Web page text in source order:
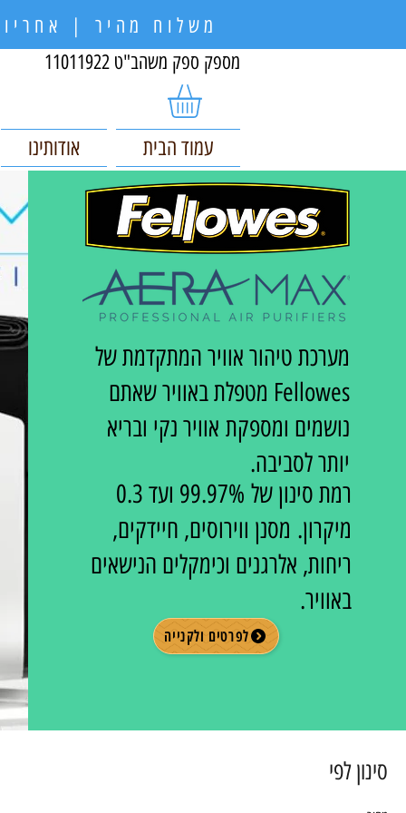
משלוח מהיר |
מספק ספק משהב"ט 11011922
עמוד הבית אודותינו
מערכת טיהור אוויר המתקדמת של
Fellowes מטפלת באוויר שאתם
נושמים ומספקת אוויר נקי ובריא
יותר לסביבה.
רמת סינון של
99.97% ועד 0.3
מיקרון. מסנן ווירוסים, חיידקים,
ריחות, אלרגנים וכימקלים הנישאים
באוויר.
לפרטים ולקנייה
סינון לפי